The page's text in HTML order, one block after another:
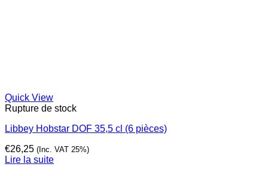
Quick View
Rupture de stock
Libbey Hobstar DOF 35,5 cl (6 pièces)
€26,25 (Inc. VAT 25%)
Lire la suite